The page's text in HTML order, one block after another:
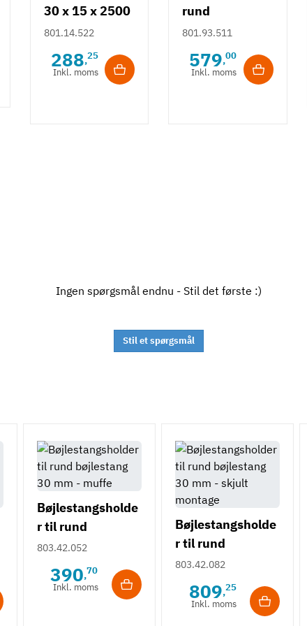
30 x 15 x 2500
- messing
overflade
801.14.522
288,25
Inkl. moms
rund
bøjlestang -
Mokka sort -
2,5 m
801.93.511
579,00
Inkl. moms
Ingen spørgsmål endnu - Stil det første :)
Stil et spørgsmål
Bøjlestangsholde
r til rund
bøjlestang 30 mm
803.42.052
390,70
Inkl. moms
Bøjlestangsholde
r til rund
bøjlestang 30 mm
- skjult montage
803.42.082
809,25
Inkl. moms